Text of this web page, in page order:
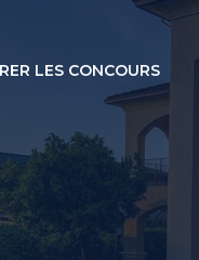
LES CONCOURS